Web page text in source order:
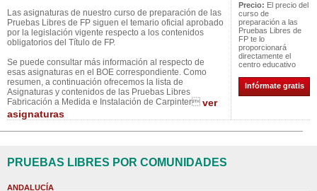
Las asignaturas de nuestro curso de preparación de las
Pruebas Libres de FP siguen el temario oficial aprobado
por la legislación vigente respecto a los contenidos
obligatorios del Título de FP.
Se puede consultar más información al respecto de
esas asignaturas en el BOE correspondiente. Como
resumen, a continuación ofrecemos la lista de
Asignaturas y contenidos de las Pruebas Libres
Fabricación a Medida e Instalación de Carpinter ver
asignaturas
Precio: El precio del
curso de
preparación a las
Pruebas Libres de
FP te lo
proporcionará
directamente el
centro educativo
Infórmate gratis
PRUEBAS LIBRES POR COMUNIDADES
ANDALUCÍA